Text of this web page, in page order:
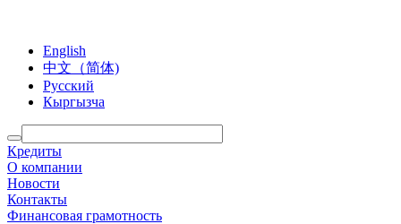
English
中文（简体)
Русский
Кыргызча
Кредиты
О компании
Новости
Контакты
Финансовая грамотность